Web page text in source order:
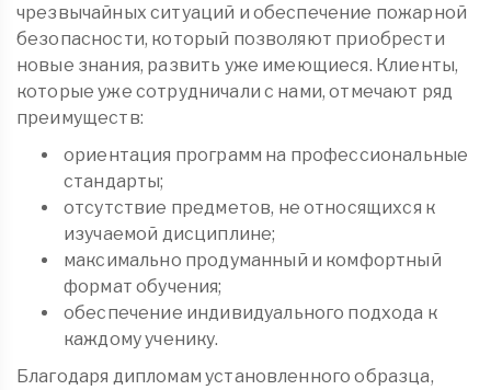
чрезвычайных ситуаций и обеспечение пожарной
безопасности, который позволяют приобрести
новые знания, развить уже имеющиеся. Клиенты,
которые уже сотрудничали с нами, отмечают ряд
преимуществ:
ориентация программ на профессиональные
стандарты;
отсутствие предметов, не относящихся к
изучаемой дисциплине;
максимально продуманный и комфортный
формат обучения;
обеспечение индивидуального подхода к
каждому ученику.
Благодаря дипломам установленного образца,